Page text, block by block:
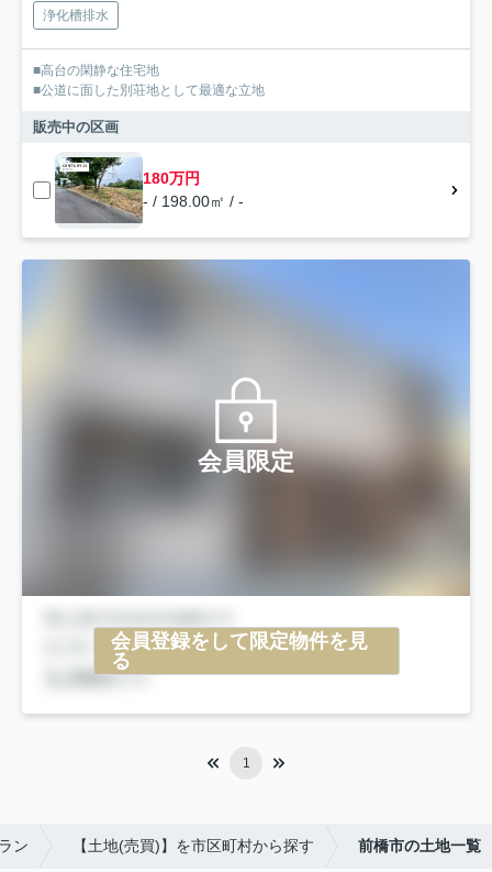
浄化槽排水
■高台の閑静な住宅地
■公道に面した別荘地として最適な立地
販売中の区画
180万円
- / 198.00㎡ / -
会員限定
会員登録をして限定物件を見
る
1
ン 【土地(売買)】を市区町村から探す 前橋市の土地一覧